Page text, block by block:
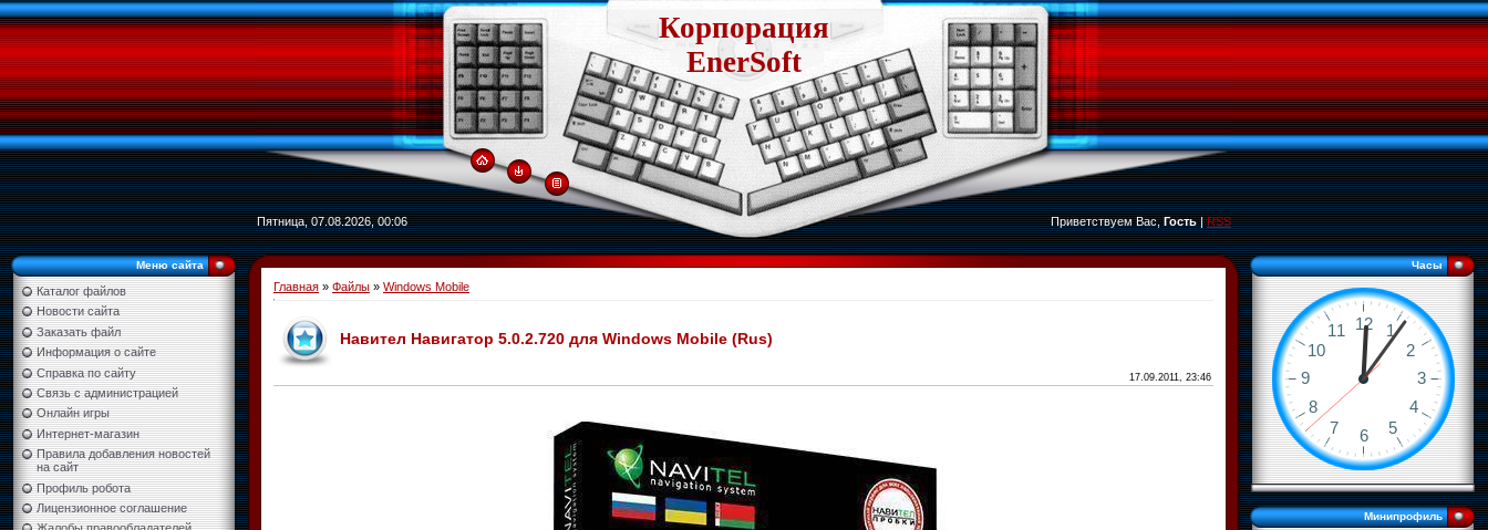
Корпорация
EnerSoft
Пятница, 07.08.2026, 00:06 Приветствуем Вас, Гость|RSS
Меню сайта
Каталог файлов
Новости сайта
Заказать файл
Информация о сайте
Справка по сайту
Связь с администрацией
Онлайн игры
Интернет-магазин
Правила добавления новостей
на сайт
Профиль робота
Лицензионное соглашение
Главная » Файлы » Windows Mobile
Навител Навигатор 5.0.2.720 для Windows Mobile (Rus)
17.09.2011, 23:46
Часы
Минипрофиль